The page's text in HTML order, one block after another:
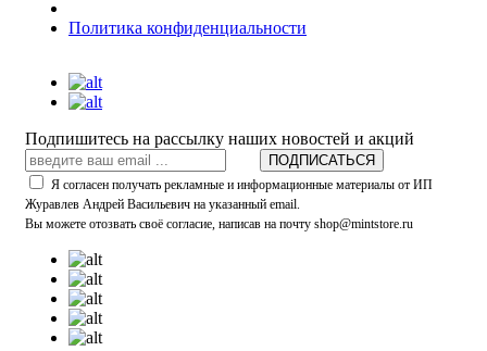
Политика конфиденциальности
Подпишитесь на рассылку наших новостей и акций
ПОДПИСАТЬСЯ
Я согласен получать рекламные и информационные материалы от ИП
Журавлев Андрей Васильевич на указанный email.
Вы можете отозвать своё согласие, написав на почту shop@mintstore.ru